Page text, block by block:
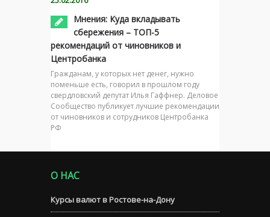
Мнения: Куда вкладывать
сбережения – ТОП-5
рекомендаций от чиновников и
Центробанка
Гражданам, у которых нет денег, нужно
поменьше есть, говорил в прошлом году
свердловский депутат Илья Гаффнер. Деловое
Сообщество публикует лучшие рекомендации
от чиновников и сотрудников Центробанка
РФ
О НАС
Курсы валют в Ростове-на-Дону